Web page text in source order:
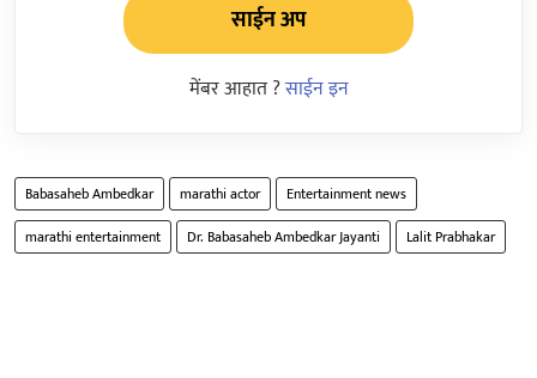
साईन अप
मेंबर आहात ?साईन इन
Babasaheb Ambedkar marathi actor
Entertainment news
marathi entertainment
Dr. Babasaheb Ambedkar Jayanti Lalit Prabhakar